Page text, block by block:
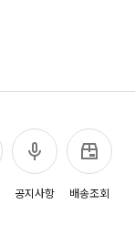
공지사항 배송조회